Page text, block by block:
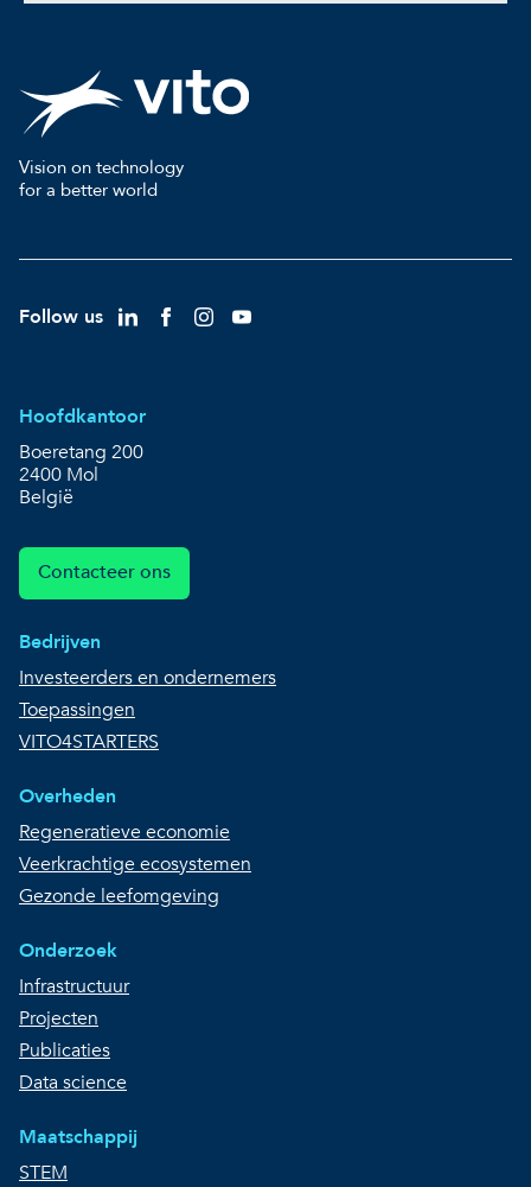
Vision on technology
for a better world
Follow us
Hoofdkantoor
Boeretang 200
2400 Mol
België
Contacteer ons
Bedrijven
Investeerders en ondernemers
Toepassingen
VITO4STARTERS
Overheden
Regeneratieve economie
Veerkrachtige ecosystemen
Gezonde leefomgeving
Onderzoek
Infrastructuur
Projecten
Publicaties
Data science
Maatschappij
STEM